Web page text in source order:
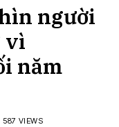
người
vì
năm
587 VIEWS